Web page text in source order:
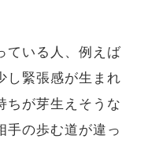
ている人、例えば
し緊張感が生まれ
ちが芽生えそうな
手の歩む道が違っ